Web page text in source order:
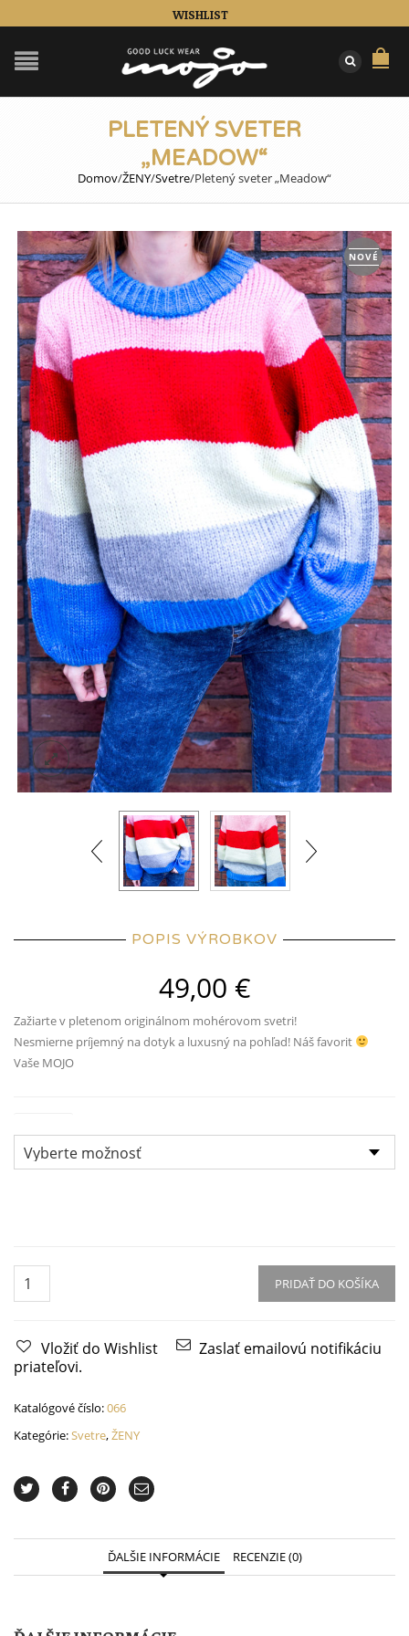
WISHLIST
PLETENÝ SVETER
„MEADOW“
Domov/ŽENY/Svetre/Pletený sveter „Meadow“
NOVÉ
POPIS VÝROBKOV
49,00 €
Zažiarte v pletenom originálnom mohérovom svetri!
Nesmierne príjemný na dotyk a luxusný na pohľad! Náš favorit
Vaše MOJO
Pletený
sveter PRIDAŤ DO KOŠÍKA
Vložiť do Wishlist
Zaslať emailovú notifikáciu
priateľovi.
Katalógové číslo:066
Kategórie:Svetre,ŽENY
ĎALŠIE INFORMÁCIE RECENZIE (0)